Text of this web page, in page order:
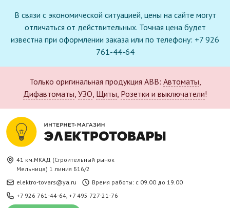
В связи с экономической ситуацией, цены на сайте могут
отличаться от действительных. Точная цена будет
известна при оформлении заказа или по телефону: +7 926
761-44-64
Только оригинальная продукция ABB: Автоматы,
Дифавтоматы, УЗО, Щиты, Розетки и выключатели!
41 км.МКАД (Строительный рынок
Мельница) 1 линия Б16/2
elektro-tovars@ya.ru
Время работы: с 09.00 до 19.00
+7 926 761-44-64, +7 495 727-21-76